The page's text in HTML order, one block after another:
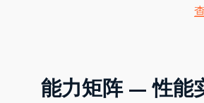
能力矩阵 — 性能